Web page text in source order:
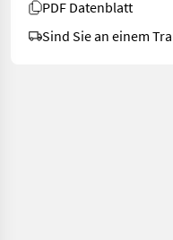
PDF Datenblatt
Sind Sie an einem